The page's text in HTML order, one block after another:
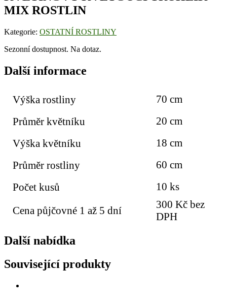
MIX ROSTLIN
Kategorie: OSTATNÍ ROSTLINY
Sezonní dostupnost. Na dotaz.
Další informace
Výška rostliny
70 cm
Průměr květníku
20 cm
Výška květníku
18 cm
Průměr rostliny
60 cm
Počet kusů
10 ks
Cena půjčovné 1 až 5 dní
300 Kč bez
DPH
Další nabídka
Související produkty